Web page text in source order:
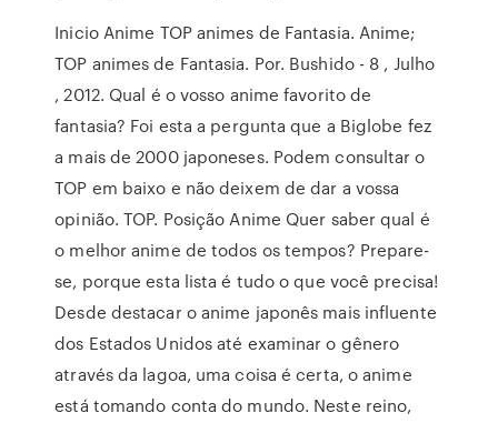
Inicio Anime TOP animes de Fantasia. Anime;
TOP animes de Fantasia. Por. Bushido - 8 , Julho
, 2012. Qual é o vosso anime favorito de
fantasia? Foi esta a pergunta que a Biglobe fez
a mais de 2000 japoneses. Podem consultar o
TOP em baixo e não deixem de dar a vossa
opinião. TOP. Posição Anime Quer saber qual é
o melhor anime de todos os tempos? Prepare-
se, porque esta lista é tudo o que você precisa!
Desde destacar o anime japonês mais influente
dos Estados Unidos até examinar o gênero
através da lagoa, uma coisa é certa, o anime
está tomando conta do mundo. Neste reino,